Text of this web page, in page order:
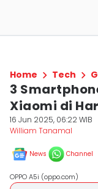
Home Tech
3
Xiaomi di
16 Jun 2025, 06:22 WIB
William Tanamal
News Channel
OPPO A5i (oppo.com)